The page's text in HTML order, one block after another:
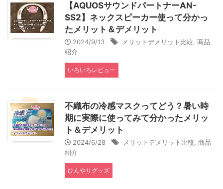
【AQUOSサウンドパートナーAN-
SS2】ネックスピーカー使って分かっ
たメリット＆デメリット
2024/9/13 メリットデメリット比較 商品
紹介
いろいろレビュー
不織布の冷感マスクってどう？暑い時
期に実際に使ってみて分かったメリッ
ト＆デメリット
2024/6/28 メリットデメリット比較 商品
紹介
ひんやりグッズ